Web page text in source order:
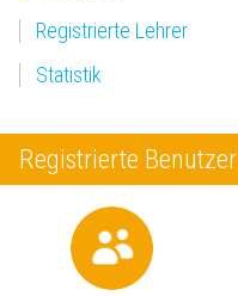
Registrierte Lehrer
Statistik
Registrierte Benutzer